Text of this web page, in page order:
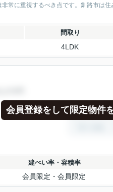
常に重視するべき点です。釧路市は
間取り
4LDK
会員登録をして限定物件
建ぺい率・容積率
会員限定 ・ 会員限定